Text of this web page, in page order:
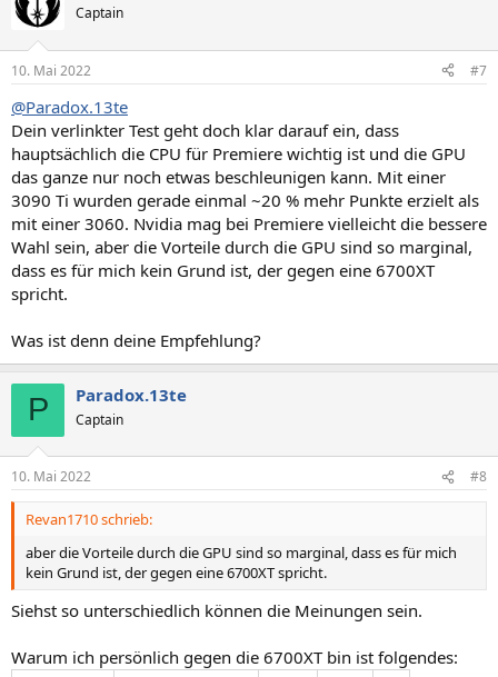
Captain
10. Mai 2022 #7
@Paradox.13te
Dein verlinkter Test geht doch klar darauf ein, dass
hauptsächlich die CPU für Premiere wichtig ist und die GPU
das ganze nur noch etwas beschleunigen kann. Mit einer
3090 Ti wurden gerade einmal ~20 % mehr Punkte erzielt als
mit einer 3060. Nvidia mag bei Premiere vielleicht die bessere
Wahl sein, aber die Vorteile durch die GPU sind so marginal,
dass es für mich kein Grund ist, der gegen eine 6700XT
spricht.
Was ist denn deine Empfehlung?
P Paradox.13te
Captain
10. Mai 2022 #8
Revan1710 schrieb:
aber die Vorteile durch die GPU sind so marginal, dass es für mich
kein Grund ist, der gegen eine 6700XT spricht.
Siehst so unterschiedlich können die Meinungen sein.
Warum ich persönlich gegen die 6700XT bin ist folgendes: